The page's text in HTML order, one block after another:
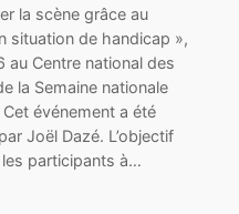
la scène grâce au
situation de handicap »,
au Centre national des
la Semaine nationale
événement a été
Joël Dazé. L’objectif
participants à…